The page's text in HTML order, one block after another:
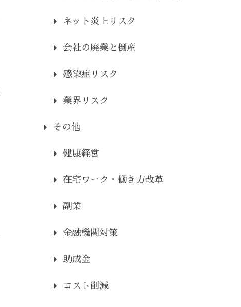
ネット炎上リスク
会社の廃業と倒産
感染症リスク
業界リスク
その他
健康経営
在宅ワーク・働き方改革
副業
金融機関対策
助成金
コスト削減